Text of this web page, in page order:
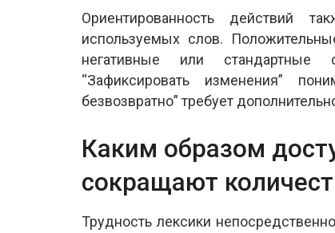
Ориентированность действий
используемых слов.
негативные или стандартные
“Зафиксировать изменения”
безвозвратно” требует
Каким образом
сокращают
Трудность лексики